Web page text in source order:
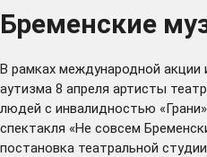
Бременские
В рамках международной
аутизма 8 апреля артисты
людей с инвалидностью
спектакля «Не совсем
постановка театральной